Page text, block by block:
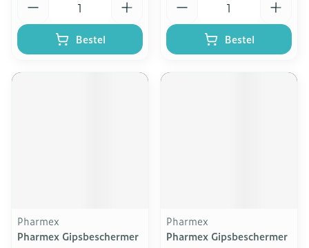
Bestel Bestel
Pharmex
Pharmex Gipsbeschermer
Pharmex
Pharmex Gipsbeschermer